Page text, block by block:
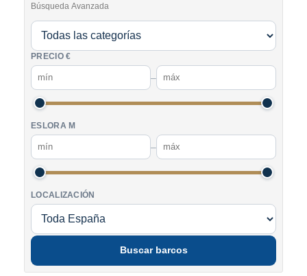
Búsqueda Avanzada
PRECIO €
–
ESLORA M
–
LOCALIZACIÓN
Buscar barcos